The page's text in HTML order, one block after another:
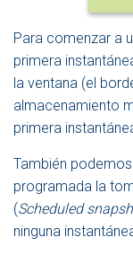
Para comenzar a
primera
la ventana (el
almacenamiento
primera
También
programada la
(Scheduled
ninguna